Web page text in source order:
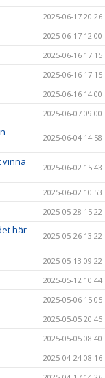
2025-06-17 20:26
2025-06-17 12:00
2025-06-16 17:15
2025-06-16 17:15
2025-06-16 14:00
2025-06-07 09:00
2025-06-04 14:58
vinna
2025-06-02 15:43
2025-06-02 10:53
2025-05-28 15:22
här
2025-05-26 13:22
2025-05-13 09:22
2025-05-12 10:44
2025-05-06 15:05
2025-05-05 20:45
2025-05-05 08:40
2025-04-24 08:16